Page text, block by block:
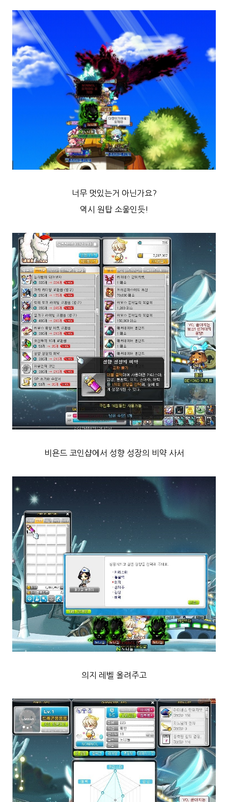
너무 멋있는거 아닌가요?
역 시 원탑 소울인듯!
비욘드 코인샵에서 성향 성장의 비약 사서
의지 레벨 올려주고